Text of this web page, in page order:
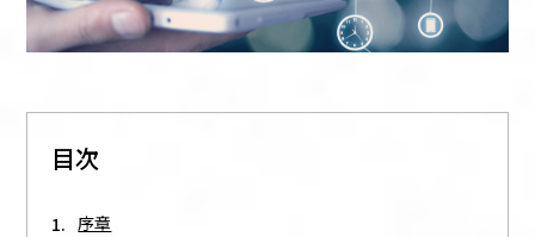
目次
序章